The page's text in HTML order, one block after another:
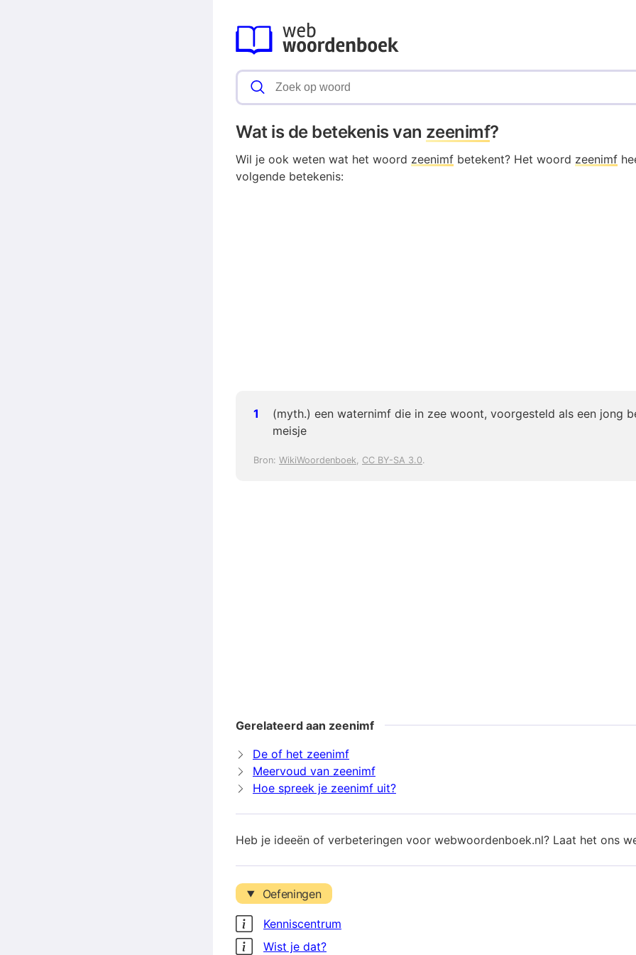
Wat is de betekenis van zeenimf?
Wil je ook weten wat het woord zeenimf betekent? Het woord zeenimf
volgende betekenis:
(myth.) een waternimf die in zee woont, voorgesteld als een jong
meisje
Bron: WikiWoordenboek, CC BY-SA 3.0.
Gerelateerd aan zeenimf
De of het zeenimf
Meervoud van zeenimf
Hoe spreek je zeenimf uit?
Heb je ideeën of verbeteringen voor webwoordenboek.nl? Laat het ons
Oefeningen
Kenniscentrum
Wist je dat?